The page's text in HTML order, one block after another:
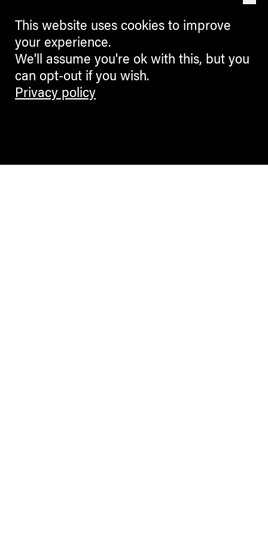
This website uses cookies to improve
your experience.
We'll assume you're ok with this, but you
can opt-out if you wish.
Privacy policy